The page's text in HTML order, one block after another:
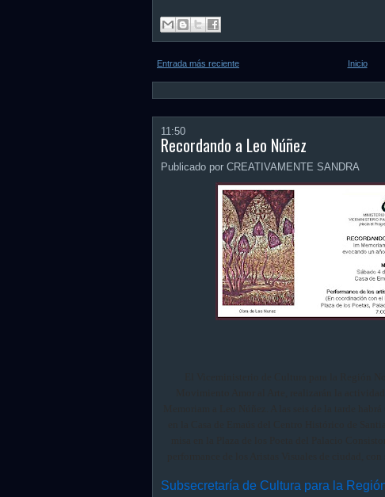
Entrada más reciente Inicio
11:50
Recordando a Leo Núñez
Publicado por CREATIVAMENTE SANDRA
Subsecreta​ría de Cultura para la